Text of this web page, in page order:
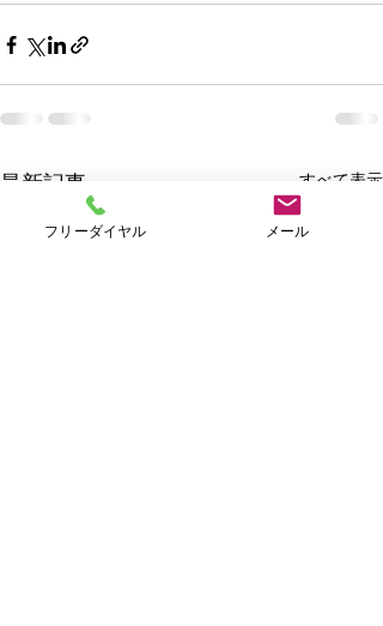
最新記事 すべて表示
フリーダイヤル メール